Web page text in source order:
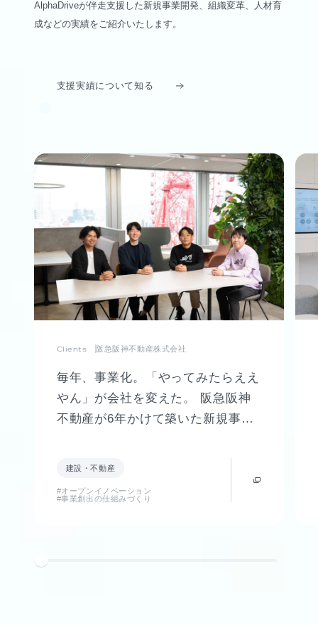
AlphaDriveが伴走支援した新規事業開発、組織変革、人材育
成などの実績をご紹介いたします。
支援実績について知る
Clients 阪急阪神不動産株式会社
毎年、事業化。「やってみたらええ
やん」が会社を変えた。 阪急阪神
不動産が6年かけて築いた新規事業
建設・不動産
#オープンイノベーション
#事業創出の仕組みづくり